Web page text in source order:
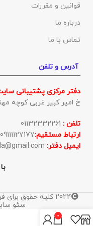
قوانین و مقررات
درباره ما
تماس با ما
آدرس و تلفن
دفتر مرکزی پشتیبانی
خ امیر کبیر غربی کوچه مهتاب 20 ، کوچه
تلفن :
ارتباط مستقیم:09111127177
ایمیل دفتر:
2024 کلیه حقوق
سئو
0